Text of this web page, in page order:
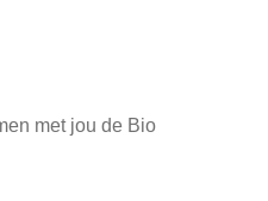
met jou de Bio